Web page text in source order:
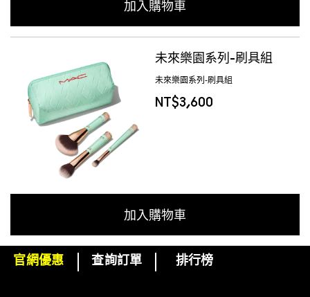
加入購物車
未來樂園系列-刷具組
未來樂園系列-刷具組
NT$3,600
加入購物車
下單即可挑選精美小贈品！
官網優惠 查詢訂單 排行榜